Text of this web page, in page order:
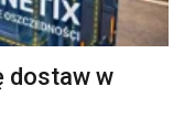
dostaw w